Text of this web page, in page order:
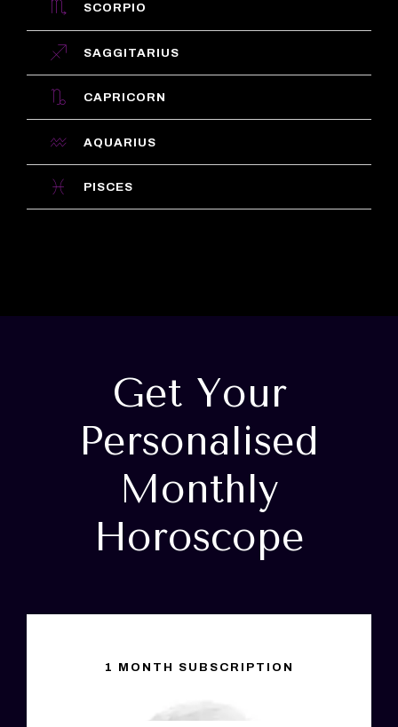
SCORPIO
SAGGITARIUS
CAPRICORN
AQUARIUS
PISCES
Get Your
Personalised
Monthly
Horoscope
1 MONTH SUBSCRIPTION